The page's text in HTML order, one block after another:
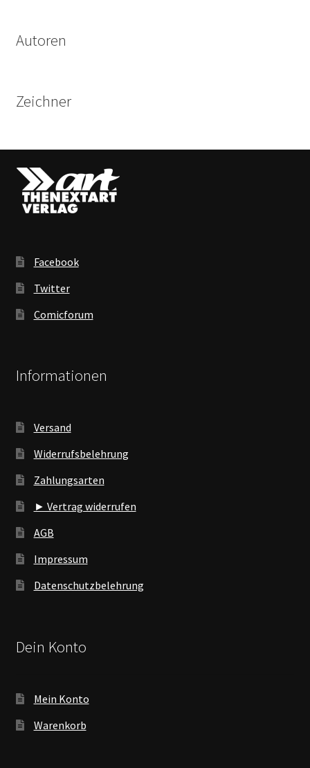
Autoren
Zeichner
Facebook
Twitter
Comicforum
Informationen
Versand
Widerrufsbelehrung
Zahlungsarten
► Vertrag widerrufen
AGB
Impressum
Datenschutzbelehrung
Dein Konto
Mein Konto
Warenkorb